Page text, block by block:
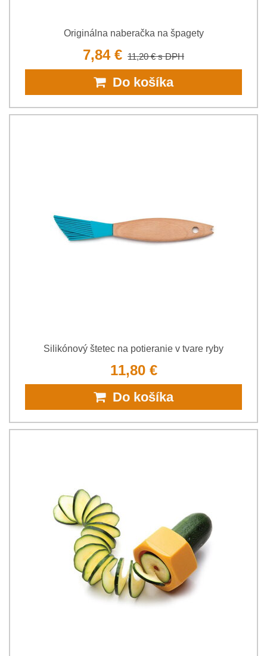
Originálna naberačka na špagety
7,84 € 11,20 €s DPH
Do košíka
Silikónový štetec na potieranie v tvare ryby
11,80 €
Do košíka